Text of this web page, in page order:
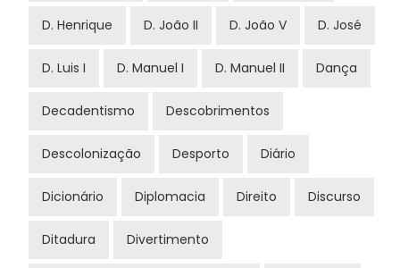
D. Henrique D. João II D. João V D. José
D. Luis I D. Manuel I D. Manuel II Dança
Decadentismo Descobrimentos
Descolonização Desporto Diário
Dicionário Diplomacia Direito Discurso
Ditadura Divertimento